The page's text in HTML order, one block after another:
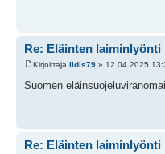
Re: Eläinten laiminlyönti
Kirjoittaja Iidis79 » 12.04.2025
Suomen
Re: Eläinten laiminlyönti